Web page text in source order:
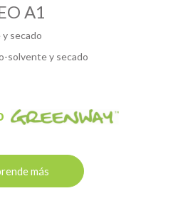
A1
y secado
solvente y secado
más